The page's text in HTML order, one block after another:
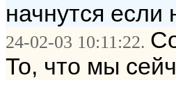
начнутся если
24-02-03 10:11:22.
То, что мы